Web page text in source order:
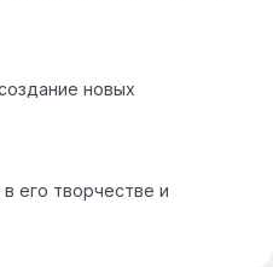
новых
его творчестве и